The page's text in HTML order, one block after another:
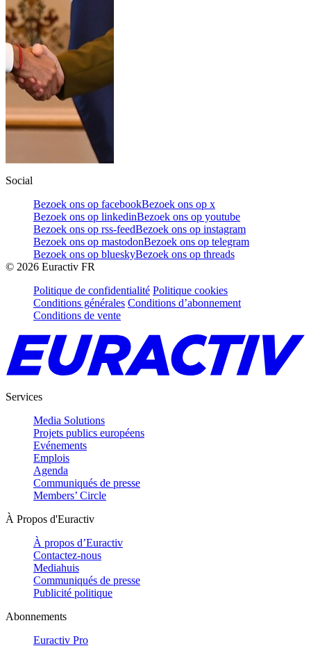
Social
Bezoek ons op facebookBezoek ons op x
Bezoek ons op linkedinBezoek ons op youtube
Bezoek ons op rss-feedBezoek ons op instagram
Bezoek ons op mastodonBezoek ons op telegram
Bezoek ons op blueskyBezoek ons op threads
© 2026 Euractiv FR
Politique de confidentialité Politique cookies
Conditions générales Conditions d’abonnement
Conditions de vente
Services
Media Solutions
Projets publics européens
Evénements
Emplois
Agenda
Communiqués de presse
Members’ Circle
À Propos d'Euractiv
À propos d’Euractiv
Contactez-nous
Mediahuis
Communiqués de presse
Publicité politique
Abonnements
Euractiv Pro